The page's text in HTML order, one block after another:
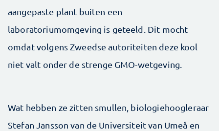
aangepaste plant buiten een
laboratoriumomgeving is geteeld. Dit mocht
omdat volgens Zweedse autoriteiten deze kool
niet valt onder de strenge GMO-wetgeving.
Wat hebben ze zitten smullen, biologiehoogleraar
Stefan Jansson van de Universiteit van Umeå en